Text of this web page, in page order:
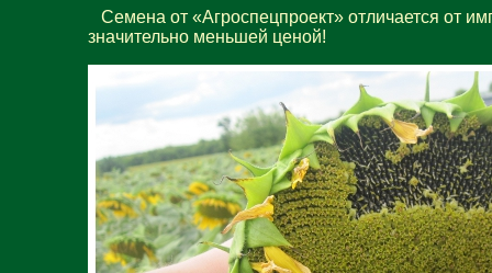
Семена от «Агроспецпроект» отличается от
значительно меньшей ценой!